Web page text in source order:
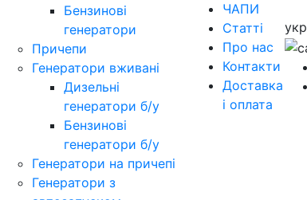
Бензинові
генератори
Причепи
Генератори вживані
Дизельні
генератори б/у
Бензинові
генератори б/у
Генератори на причепі
Генератори з
ЧАПИ
Статті
Про нас
Контакти
Доставка
і оплата
укр